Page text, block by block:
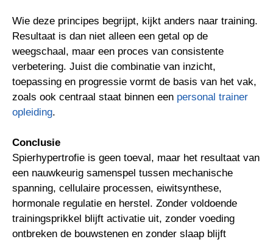
Wie deze principes begrijpt, kijkt anders naar training.
Resultaat is dan niet alleen een getal op de
weegschaal, maar een proces van consistente
verbetering. Juist die combinatie van inzicht,
toepassing en progressie vormt de basis van het vak,
zoals ook centraal staat binnen een personal trainer
opleiding.
Conclusie
Spierhypertrofie is geen toeval, maar het resultaat van
een nauwkeurig samenspel tussen mechanische
spanning, cellulaire processen, eiwitsynthese,
hormonale regulatie en herstel. Zonder voldoende
trainingsprikkel blijft activatie uit, zonder voeding
ontbreken de bouwstenen en zonder slaap blijft